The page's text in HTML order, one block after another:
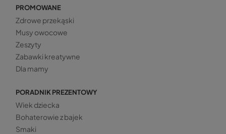
PROMOWANE
Zdrowe przekąski
Musy owocowe
Zeszyty
Zabawki kreatywne
Dla mamy
PORADNIK PREZENTOWY
Wiek dziecka
Bohaterowie z bajek
Smaki